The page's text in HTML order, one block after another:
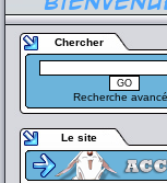
Chercher
Recherche
Le site